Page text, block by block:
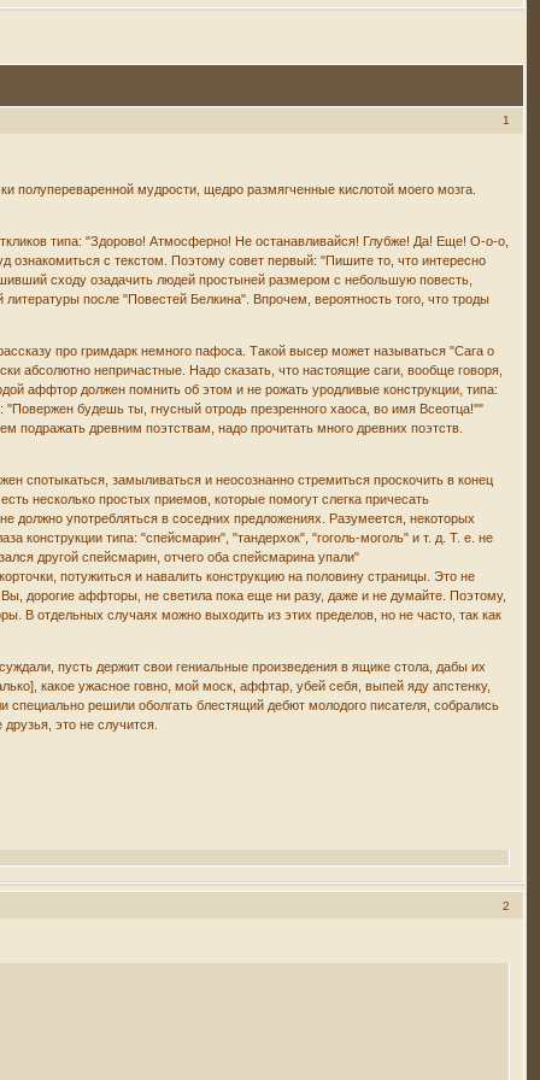
1
мудрости, щедро размягченные кислотой моего мозга.
типа: "Здорово! Атмосферно! Не останавливайся! Глубже! Да! Еще! О-о-о,
ознакомиться с текстом. Поэтому совет первый: "Пишите то, что интересно
сходу озадачить людей простыней размером с небольшую повесть,
после "Повестей Белкина". Впрочем, вероятность того, что троды
про гримдарк немного пафоса. Такой высер может называться "Сага о
абсолютно непричастные. Надо сказать, что настоящие саги, вообще говоря,
аффтор должен помнить об этом и не рожать уродливые конструкции, типа:
будешь ты, гнусный отродь презренного хаоса, во имя Всеотца!""
древним поэтствам, надо прочитать много древних поэтств.
спотыкаться, замыливаться и неосознанно стремиться проскочить в конец
несколько простых приемов, которые помогут слегка причесать
должно употребляться в соседних предложениях. Разумеется, некоторых
конструкции типа: "спейсмарин", "тандерхок", "гоголь-моголь" и т. д. Т. е. не
другой спейсмарин, отчего оба спейсмарина упали"
потужиться и навалить конструкцию на половину страницы. Это не
дорогие аффторы, не светила пока еще ни разу, даже и не думайте. Поэтому,
В отдельных случаях можно выходить из этих пределов, но не часто, так как
пусть держит свои гениальные произведения в ящике стола, дабы их
какое ужасное говно, мой моск, аффтар, убей себя, выпей яду апстенку,
специально решили оболгать блестящий дебют молодого писателя, собрались
это не случится.
2